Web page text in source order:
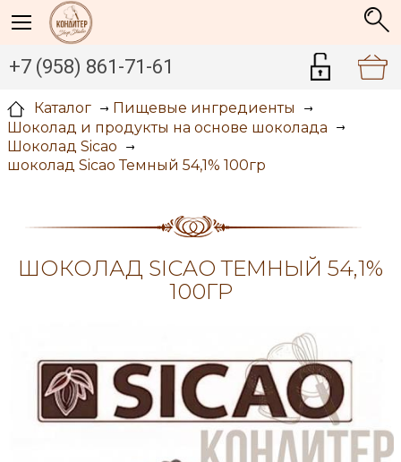
+7 (958) 861-71-61
Каталог
Пищевые ингредиенты
Шоколад и продукты на основе шоколада
Шоколад Sicao
шоколад Sicao Темный 54,1% 100гр
ШОКОЛАД SICAO ТЕМНЫЙ 54,1%
100ГР